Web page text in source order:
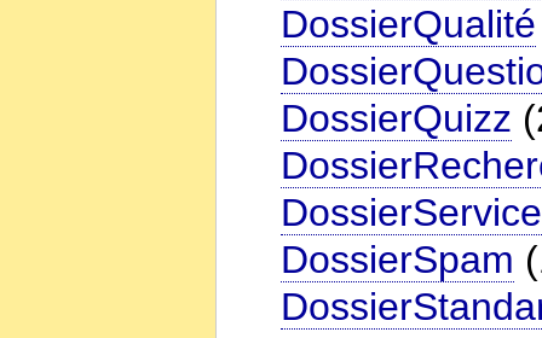
DossierQualité
DossierQuizz
DossierSpam